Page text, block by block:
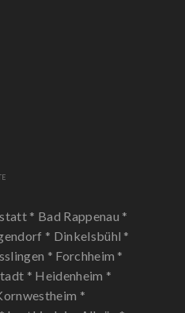
* Bad Rappenau *
* Dinkelsbühl *
* Forchheim *
* Heidenheim *
*